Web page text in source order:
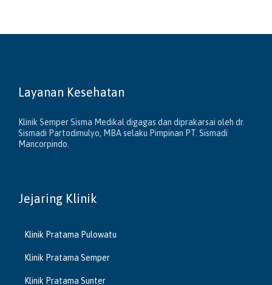
Layanan Kesehatan
Klinik Semper Sisma Medikal digagas dan diprakarsai oleh dr.
Sismadi Partodimulyo, MBA selaku Pimpinan PT. Sismadi
Mancorpindo.
Jejaring Klinik
Klinik Pratama Pulowatu
Klinik Pratama Semper
Klinik Pratama Sunter